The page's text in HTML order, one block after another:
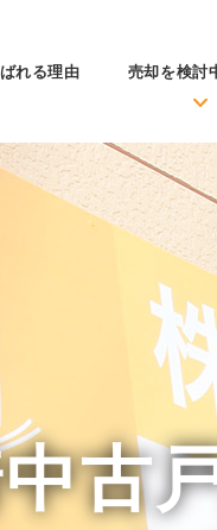
れる理由 売却を検討
古